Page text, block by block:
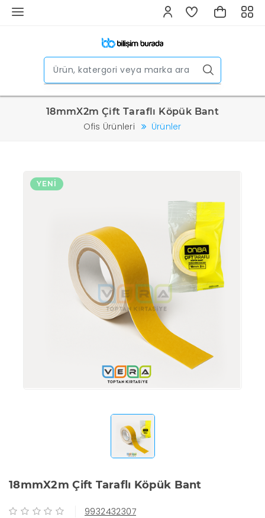
18mmX2m Çift Taraflı Köpük Bant
Ofis Ürünleri Ürünler
YENI
18mmX2m Çift Taraflı Köpük Bant
9932432307